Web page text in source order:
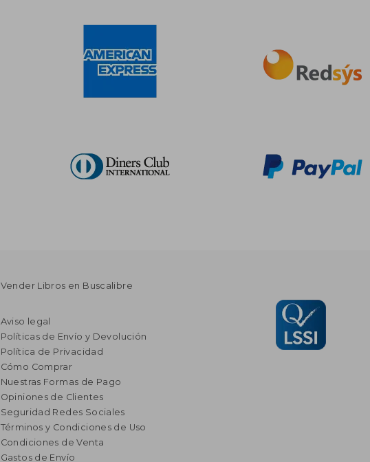
Vender Libros en Buscalibre
Aviso legal
Políticas de Envío y Devolución
Política de Privacidad
Cómo Comprar
Nuestras Formas de Pago
Opiniones de Clientes
Seguridad Redes Sociales
Términos y Condiciones de Uso
Condiciones de Venta
Gastos de Envío